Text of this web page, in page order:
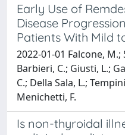
Early Use of
Disease
Patients With Mild
2022-01-01 Falcone, M.;
Barbieri, C.; Giusti, L.;
C.; Della Sala, L.;
Menichetti, F.
Is non-thyroidal